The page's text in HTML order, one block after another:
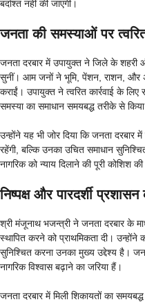
बर्दाश्त नहीं की जाएगी।
जनता की समस्याओं पर
जनता दरबार में उपायुक्त ने जिले के शहरी
सुनीं। आम जनों ने भूमि, पेंशन, राशन, और
कराईं। उपायुक्त ने त्वरित कार्रवाई के लिए
समस्या का समाधान समयबद्ध तरीके से
उन्होंने यह भी जोर दिया कि जनता दरबार
रहेंगी, बल्कि उनका उचित समाधान
नागरिक को न्याय दिलाने की पूरी कोशिश की
निष्पक्ष और पारदर्शी प्रशासन
श्री मंजूनाथ भजन्त्री ने जनता दरबार के
स्थापित करने को प्राथमिकता दी। उन्होंने
सुनिश्चित करना उनका मुख्य उद्देश्य है।
नागरिक विश्वास बढ़ाने का जरिया हैं।
जनता दरबार में मिली शिकायतों का